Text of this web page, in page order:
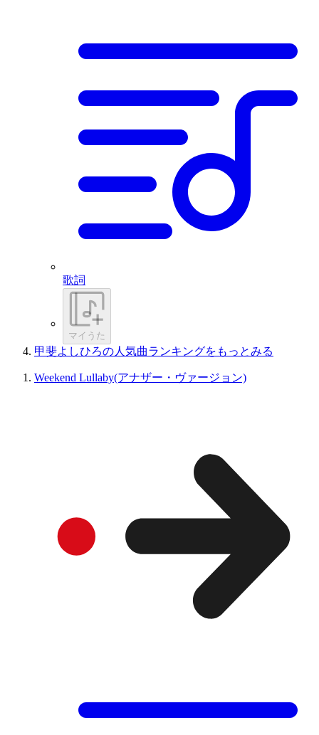
歌詞
マイうた
甲斐よしひろの人気曲ランキングをもっとみる
Weekend Lullaby(アナザー・ヴァージョン)